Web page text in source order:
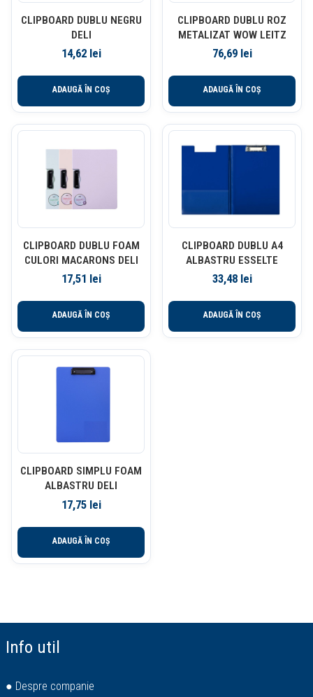
CLIPBOARD DUBLU NEGRU
DELI
14,62 lei
ADAUGĂ ÎN COȘ
CLIPBOARD DUBLU ROZ
METALIZAT WOW LEITZ
76,69 lei
ADAUGĂ ÎN COȘ
CLIPBOARD DUBLU FOAM
CULORI MACARONS DELI
17,51 lei
ADAUGĂ ÎN COȘ
CLIPBOARD DUBLU A4
ALBASTRU ESSELTE
33,48 lei
ADAUGĂ ÎN COȘ
CLIPBOARD SIMPLU FOAM
ALBASTRU DELI
17,75 lei
ADAUGĂ ÎN COȘ
Info util
● Despre companie